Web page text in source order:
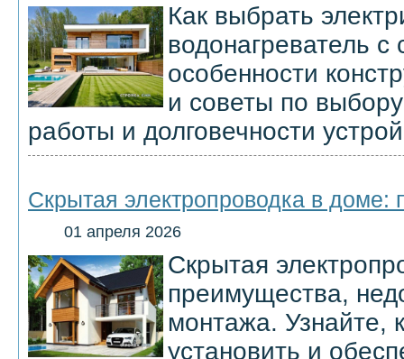
Как выбрать
водонагреватель
особенности
и советы по
работы и долговечности
Скрытая электропроводка в
01 апреля 2026
Скрытая
преимущества,
монтажа. Узнайте,
установить и